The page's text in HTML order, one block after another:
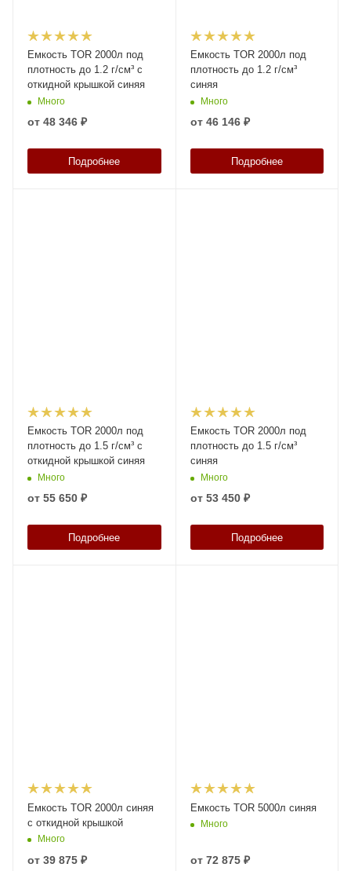
Емкость TOR 2000л под
плотность до 1.2 г/см³ с
откидной крышкой синяя
Много
от 48 346 ₽
Подробнее
Емкость TOR 2000л под
плотность до 1.2 г/см³
синяя
Много
от 46 146 ₽
Подробнее
Емкость TOR 2000л под
плотность до 1.5 г/см³ с
откидной крышкой синяя
Много
от 55 650 ₽
Подробнее
Емкость TOR 2000л под
плотность до 1.5 г/см³
синяя
Много
от 53 450 ₽
Подробнее
Емкость TOR 2000л синяя
с откидной крышкой
Много
от 39 875 ₽
Емкость TOR 5000л синяя
Много
от 72 875 ₽